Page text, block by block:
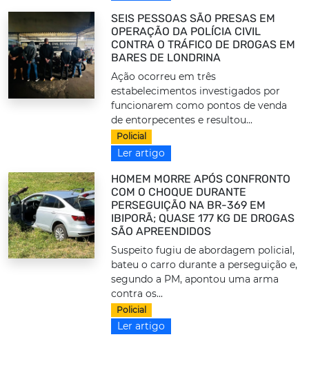
SEIS PESSOAS SÃO PRESAS EM
OPERAÇÃO DA POLÍCIA CIVIL
CONTRA O TRÁFICO DE DROGAS EM
BARES DE LONDRINA
Ação ocorreu em três
estabelecimentos investigados por
funcionarem como pontos de venda
de entorpecentes e resultou...
Policial
Ler artigo
HOMEM MORRE APÓS CONFRONTO
COM O CHOQUE DURANTE
PERSEGUIÇÃO NA BR-369 EM
IBIPORÃ; QUASE 177 KG DE DROGAS
SÃO APREENDIDOS
Suspeito fugiu de abordagem policial,
bateu o carro durante a perseguição e,
segundo a PM, apontou uma arma
contra os...
Policial
Ler artigo